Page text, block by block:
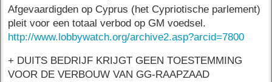
Afgevaardigden op Cyprus (het Cypriotische parlement)
pleit voor een totaal verbod op GM voedsel.
http://www.lobbywatch.org/archive2.asp?arcid=7800
+ DUITS BEDRIJF KRIJGT GEEN TOESTEMMING
VOOR DE VERBOUW VAN GG-RAAPZAAD